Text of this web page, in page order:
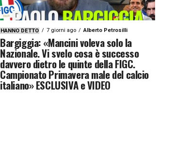
HANNO DETTO 7 giorni ago Alberto Petrosilli
Bargiggia: «Mancini voleva solo la
Nazionale. Vi svelo cosa è successo
davvero dietro le quinte della FIGC.
Campionato Primavera male del calcio
italiano» ESCLUSIVA e VIDEO